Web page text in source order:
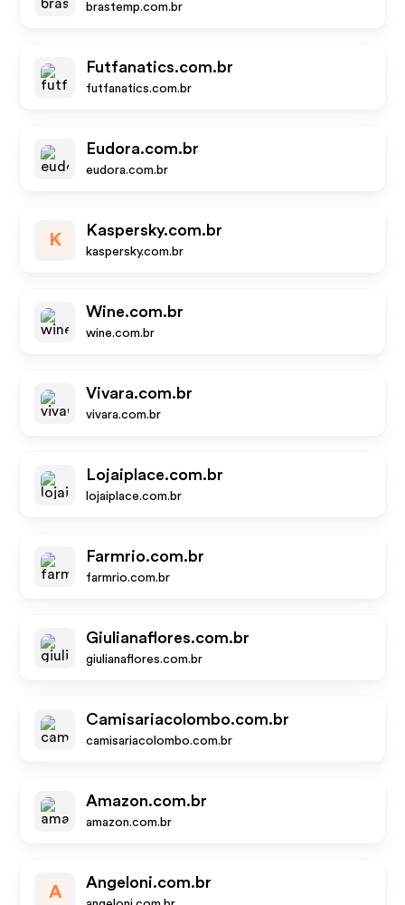
brastemp.com.br
Futfanatics.com.br
futfanatics.com.br
Eudora.com.br
eudora.com.br
K
Kaspersky.com.br
kaspersky.com.br
Wine.com.br
wine.com.br
Vivara.com.br
vivara.com.br
Lojaiplace.com.br
lojaiplace.com.br
Farmrio.com.br
farmrio.com.br
Giulianaflores.com.br
giulianaflores.com.br
Camisariacolombo.com.br
camisariacolombo.com.br
Amazon.com.br
amazon.com.br
A
Angeloni.com.br